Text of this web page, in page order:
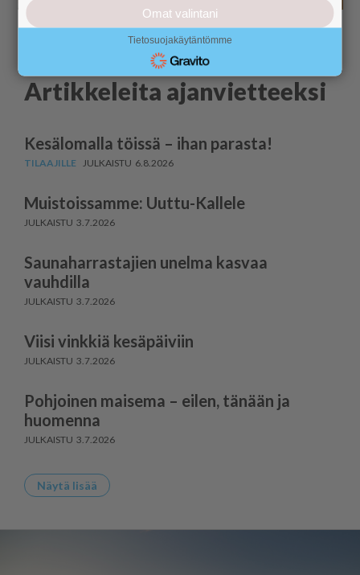
Artikkeleita ajanvietteeksi
Kesälomalla töissä – ihan parasta!
6.8.2026
Muistoissamme: Uuttu-Kallele
3.7.2026
Saunaharrastajien unelma kasvaa
vauhdilla
3.7.2026
Viisi vinkkiä kesäpäiviin
3.7.2026
Pohjoinen maisema – eilen, tänään ja
huomenna
3.7.2026
Näytä lisää
Omat valintani
Tietosuojakäytäntömme